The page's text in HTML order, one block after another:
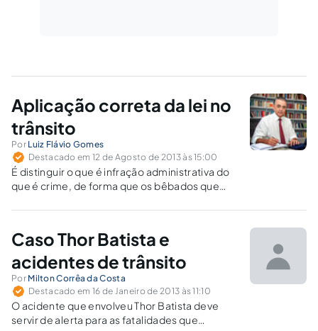
Aplicação correta da lei no
trânsito
Por Luiz Flávio Gomes
Destacado em 12 de Agosto de 2013 às 15:00
É distinguir o que é infração administrativa do
que é crime, de forma que os bêbados que
aplicar corretamente a legislação em vigor.
Caso Thor Batista e
acidentes de trânsito
Por Milton Corrêa da Costa
Destacado em 16 de Janeiro de 2013 às 11:10
O acidente que envolveu Thor Batista deve
servir de alerta para as fatalidades que